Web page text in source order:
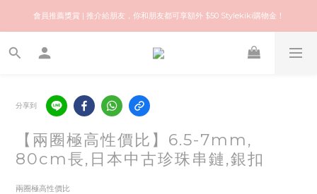
歡迎來到快樂的尋寶之旅！你可信賴的名牌中古店！優質保健美容產品推薦！
會員推薦獎賞 | 推介給朋友，你和朋友都可享額外 $50 Stylekiki購物金！
歡迎來到快樂的尋寶之旅！你可信賴的名牌中古店！優質保健美容產品推薦！
分享到
【兩圈極高性價比】6.5-7mm,
80cm長,日本中古珍珠串鏈,銀扣
兩圈極高性價比